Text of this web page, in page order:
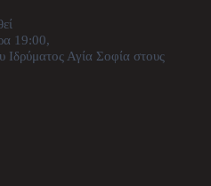
19:00,
Ιδρύματος Αγία Σοφία στους